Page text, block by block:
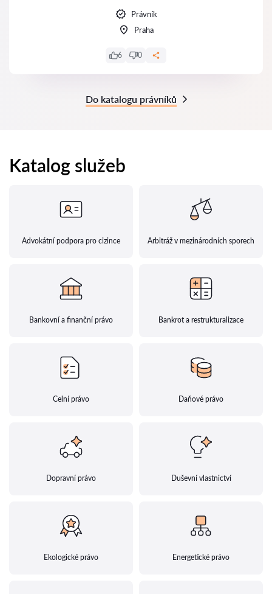
Právník
Praha
6 0
Do katalogu právníků
Katalog služeb
Advokátní podpora pro cizince Arbitráž v mezinárodních sporech
Bankovní a finanční právo Bankrot a restrukturalizace
Celní právo Daňové právo
Dopravní právo Duševní vlastnictví
Ekologické právo Energetické právo